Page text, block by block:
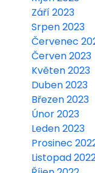
Září 2023
Srpen 2023
Červenec
Červen 2023
Květen 2023
Duben 2023
Březen 2023
Únor 2023
Leden 2023
Prosinec
Listopad